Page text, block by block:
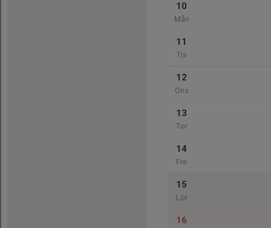
10
Mån
11
Tis
12
Ons
13
Tor
14
Fre
15
Lör
16